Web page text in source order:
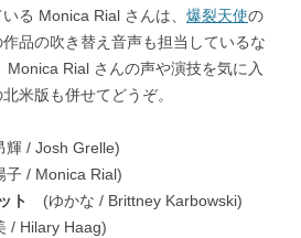
る Monica Rial さんは、 爆裂天使の
品の吹き替え音声も担当しているな
Monica Rial さんの声や演技を気に入
米版も併せてどうぞ。
/ Josh Grelle)
/ Monica Rial)
ト
(ゆかな / Brittney Karbowski)
/ Hilary Haag)